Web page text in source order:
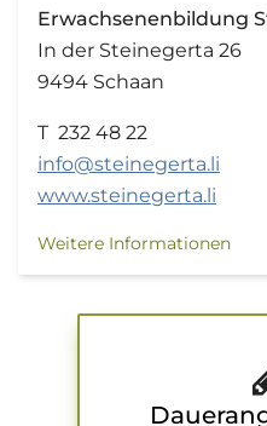
Erwachsenenbildung
In der Steinegerta 26
9494 Schaan
T 232 48 22
info@steinegerta.li
www.steinegerta.li
Weitere Informationen